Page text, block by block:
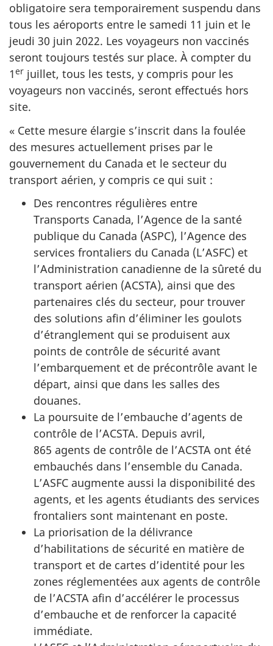
obligatoire sera temporairement suspendu dans
tous les aéroports entre le samedi 11 juin et le
jeudi 30 juin 2022. Les voyageurs non vaccinés
seront toujours testés sur place. À compter du
1er juillet, tous les tests, y compris pour les
voyageurs non vaccinés, seront effectués hors
site.
« Cette mesure élargie s’inscrit dans la foulée
des mesures actuellement prises par le
gouvernement du Canada et le secteur du
transport aérien, y compris ce qui suit :
Des rencontres régulières entre
Transports Canada, l’Agence de la santé
publique du Canada (ASPC), l’Agence des
services frontaliers du Canada (L’ASFC) et
l’Administration canadienne de la sûreté du
transport aérien (ACSTA), ainsi que des
partenaires clés du secteur, pour trouver
des solutions afin d’éliminer les goulots
d’étranglement qui se produisent aux
points de contrôle de sécurité avant
l’embarquement et de précontrôle avant le
départ, ainsi que dans les salles des
douanes.
La poursuite de l’embauche d’agents de
contrôle de l’ACSTA. Depuis avril,
865 agents de contrôle de l’ACSTA ont été
embauchés dans l’ensemble du Canada.
L’ASFC augmente aussi la disponibilité des
agents, et les agents étudiants des services
frontaliers sont maintenant en poste.
La priorisation de la délivrance
d’habilitations de sécurité en matière de
transport et de cartes d’identité pour les
zones réglementées aux agents de contrôle
de l’ACSTA afin d’accélérer le processus
d’embauche et de renforcer la capacité
immédiate.